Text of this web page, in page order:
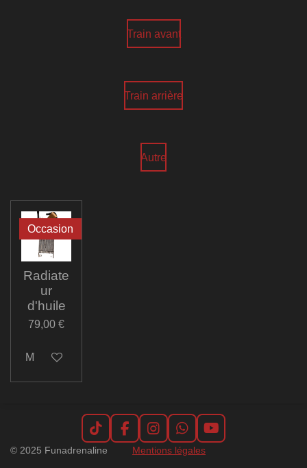
Train avant
Train arrière
Autre
Occasion
Radiate
ur
d'huile
79,00 €
M'avertir si disponible
T
i
F
I
n
W
h
Y
© 2025 Funadrenaline Mentions légales